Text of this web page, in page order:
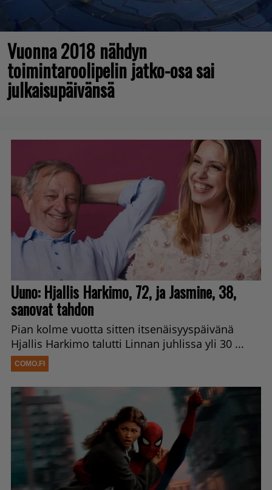
Vuonna 2018 nähdyn
toimintaroolipelin jatko-osa sai
julkaisupäivänsä